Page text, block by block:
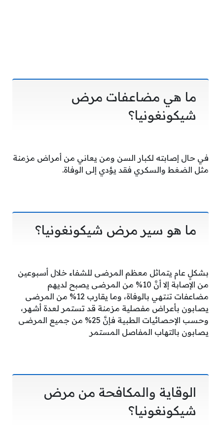
ما هي مضاعفات مرض
شيكونغونيا؟
في حال إصابته لكبار السن ومن يعاني من أمراض مزمنة
مثل الضغط والسكري فقد يؤدي إلى الوفاة.
ما هو سير مرض شيكونغونيا؟
بشكلٍ عام يتماثل معظم المرضى للشفاء خلال أسبوعين
من الإصابة إلا أنَّ 10% من المرضى يصبح لديهم
مضاعفات تنتهي بالوفاة، وما يقارب 12% من المرضى
يصابون بأعراض مفصلية مزمنة قد تستمر لعدة أشهر،
وحسب الإحصائيات الطبية فإنَّ 25% من جميع المرضى
يصابون بالتهاب المفاصل المستمر
الوقاية والمكافحة من مرض
شيكونغونيا؟